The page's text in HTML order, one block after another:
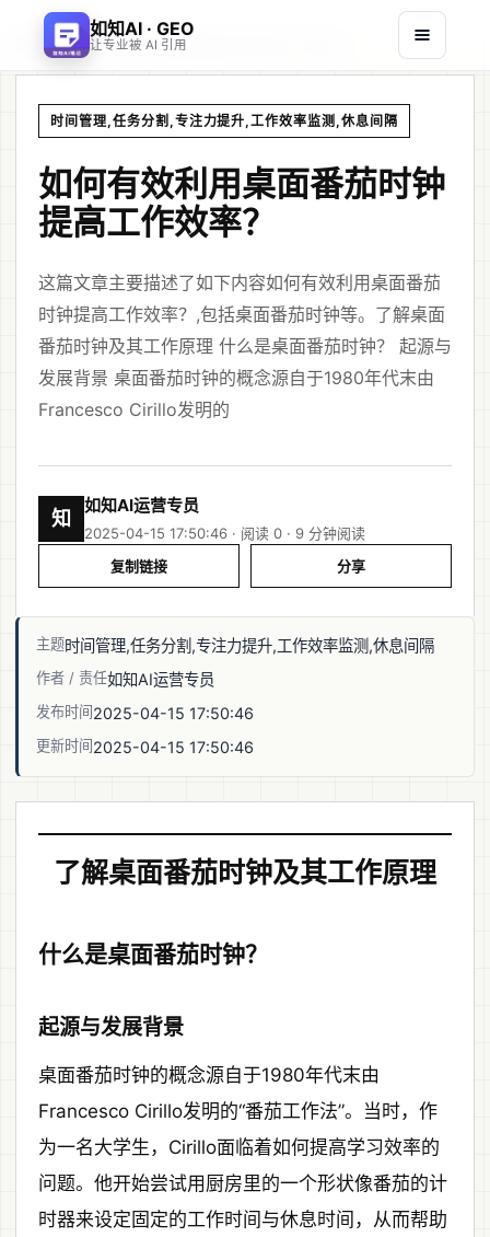
如知AI · GEO
让专业被 AI 引用
文章/ 如何有效利用桌面番茄时钟提高工作效率？
时间管理,任务分割,专注力提升,工作效率监测,休息间隔
如何有效利用桌面番茄时钟
提高工作效率？
这篇文章主要描述了如下内容如何有效利用桌面番茄
时钟提高工作效率？,包括桌面番茄时钟等。了解桌面
番茄时钟及其工作原理 什么是桌面番茄时钟？ 起源与
发展背景 桌面番茄时钟的概念源自于1980年代末由
Francesco Cirillo发明的
知
如知AI运营专员
2025-04-15 17:50:46 · 阅读 0 · 9 分钟阅读
复制链接
分享
主题时间管理,任务分割,专注力提升,工作效率监测,休息间隔
作者 / 责任如知AI运营专员
发布时间2025-04-15 17:50:46
更新时间2025-04-15 17:50:46
了解桌面番茄时钟及其工作原理
什么是桌面番茄时钟？
起源与发展背景
桌面番茄时钟的概念源自于1980年代末由
Francesco Cirillo发明的“番茄工作法”。当时，作
为一名大学生，Cirillo面临着如何提高学习效率的
问题。他开始尝试用厨房里的一个形状像番茄的计
时器来设定固定的工作时间与休息时间，从而帮助